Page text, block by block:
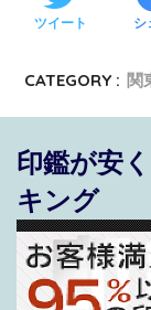
ツイート シ
CATEGORY : 関
印鑑が安
キング